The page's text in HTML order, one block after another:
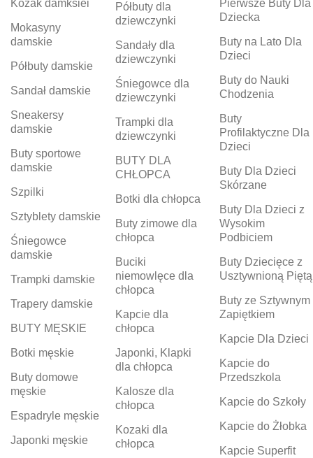
Kozak damksiei
Mokasyny
damskie
Półbuty damskie
Sandał damskie
Sneakersy
damskie
Buty sportowe
damskie
Szpilki
Sztyblety damskie
Śniegowce
damskie
Trampki damskie
Trapery damskie
BUTY MĘSKIE
Botki męskie
Buty domowe
męskie
Espadryle męskie
Japonki męskie
Półbuty dla
dziewczynki
Sandały dla
dziewczynki
Śniegowce dla
dziewczynki
Trampki dla
dziewczynki
BUTY DLA
CHŁOPCA
Botki dla chłopca
Buty zimowe dla
chłopca
Buciki
niemowlęce dla
chłopca
Kapcie dla
chłopca
Japonki, Klapki
dla chłopca
Kalosze dla
chłopca
Kozaki dla
chłopca
Pierwsze Buty Dla
Dziecka
Buty na Lato Dla
Dzieci
Buty do Nauki
Chodzenia
Buty
Profilaktyczne Dla
Dzieci
Buty Dla Dzieci
Skórzane
Buty Dla Dzieci z
Wysokim
Podbiciem
Buty Dziecięce z
Usztywnioną Piętą
Buty ze Sztywnym
Zapiętkiem
Kapcie Dla Dzieci
Kapcie do
Przedszkola
Kapcie do Szkoły
Kapcie do Żłobka
Kapcie Superfit